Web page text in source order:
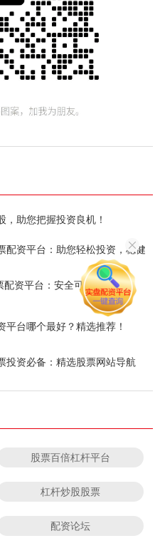
助您把握投资良机！
配资平台：助您轻松投资，稳健
配资平台：安全可靠，助您盈
台哪个最好？精选推荐！
投资必备：精选股票网站导航
股票百倍杠杆平台
杠杆炒股股票
配资论坛